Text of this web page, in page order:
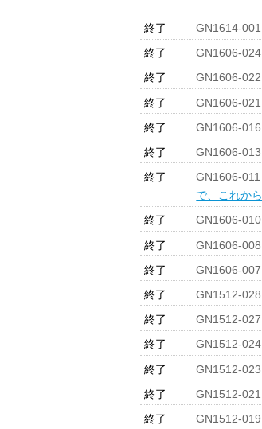
終了
GN1614-001
終了
GN1606-024
終了
GN1606-022
終了
GN1606-021
終了
GN1606-016
終了
GN1606-013
終了
GN1606-011
で、これから
終了
GN1606-010
終了
GN1606-008
終了
GN1606-007
終了
GN1512-028
終了
GN1512-027
終了
GN1512-024
終了
GN1512-023
終了
GN1512-021
終了
GN1512-019